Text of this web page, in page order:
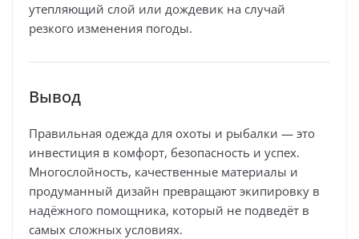
утепляющий слой или дождевик на случай
резкого изменения погоды.
Вывод
Правильная одежда для охоты и рыбалки — это
инвестиция в комфорт, безопасность и успех.
Многослойность, качественные материалы и
продуманный дизайн превращают экипировку в
надёжного помощника, который не подведёт в
самых сложных условиях.